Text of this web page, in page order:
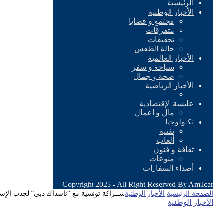
الرئيسية
الأخبار الوطنية
مجتمع و قضايا
متفرقات
تحقيقات
حالة الطقس
الأخبار العالمية
سياحة و سفر
صحة و جمال
الأخبار الرياضية
عليسة الإقتصادية
مال و أعمال
تكنولوجيا
تقنية
ألعاب
ثقافة و فنون
منوعات
أصداء السفارات
Copyright 2025 - All Right Reserved By Amilcar
الصفحة الرئيسية الأخبار الوطنيةشــراكة تونسية مع “ناسداك دبي” لجذب
الأخبار الوطنية